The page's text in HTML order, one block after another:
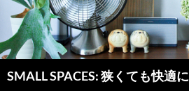
SMALL SPACES: 狭くても快適に
索